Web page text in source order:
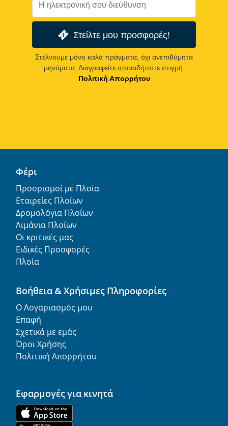
Στείλτε μου προσφορές!
Στέλνουμε μόνο καλά πράγματα, όχι ανεπιθύμητα
μηνύματα. Διαγραφείτε οποιαδήποτε στιγμή.
Πολιτική Απορρήτου
Φέρι
Προορισμοί με Πλοία
Εταιρείες Πλοίων
Δρομολόγια Πλοίων
Λιμάνια Πλοίων
Οι κριτικές μας
Ειδικές Προσφορές
Πλοία
Βοήθεια & Χρήσιμες Πληροφορίες
Ο Λογαριασμός μου
Επαφή
Σχετικά με εμάς
Όροι Χρήσης
Πολιτική Απορρήτου
Εφαρμογές για κινητά